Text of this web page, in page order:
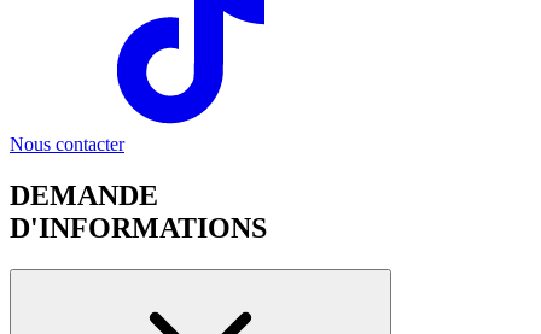
Nous contacter
DEMANDE
D'INFORMATIONS